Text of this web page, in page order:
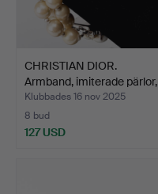
CHRISTIAN DIOR.
Armband, imiterade pärlor,
…
Klubbades 16 nov 2025
8 bud
127 USD